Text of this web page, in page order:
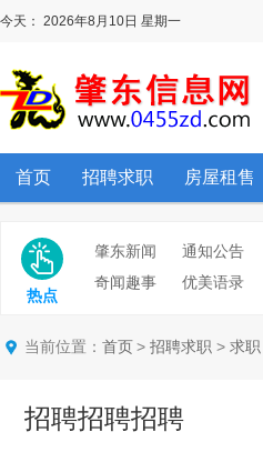
今天： 2026年8月10日 星期一
首页 招聘求职 房屋租售
肇东新闻 通知公告
奇闻趣事
优美语录
热点
当前位置： 首页 > 招聘求职 > 求职
招聘招聘招聘